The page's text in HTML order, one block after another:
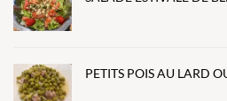
PETITS POIS AU LARD